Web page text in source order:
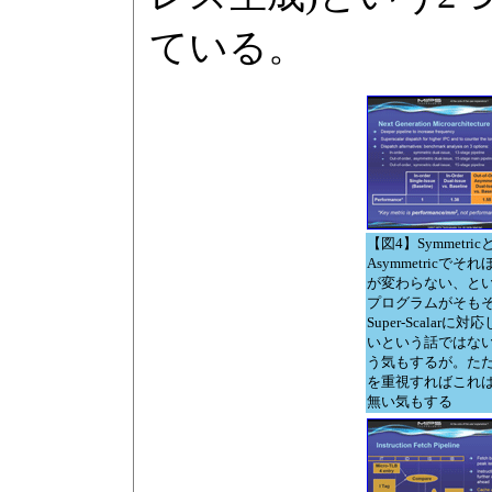
ている。
【図4】Symmetric
Asymmetricでそれ
が変わらない、と
プログラムがそも
Super-Scalarに対応
いという話ではな
う気もするが。た
を重視すればこれ
無い気もする